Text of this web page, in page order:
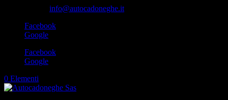
info@autocadoneghe.it
Facebook
Google
Facebook
Google
0 Elementi